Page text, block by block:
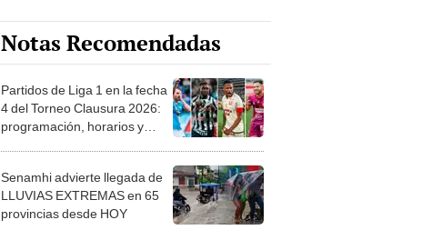
Notas Recomendadas
Partidos de Liga 1 en la fecha
4 del Torneo Clausura 2026:
programación, horarios y
Senamhi advierte llegada de
LLUVIAS EXTREMAS en 65
provincias desde HOY